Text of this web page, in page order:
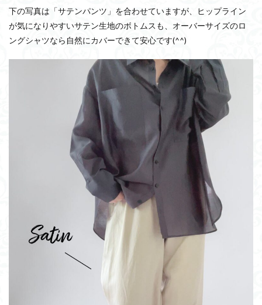
下の写真は「サテンパンツ」を合わせていますが、ヒップライン
が気になりやすいサテン生地のボトムスも、オーバーサイズのロ
ングシャツなら自然にカバーできて安心です(^^)